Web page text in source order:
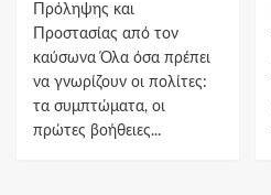
Πρόληψης και
Προστασίας από τον
καύσωνα Όλα όσα πρέπει
να γνωρίζουν οι πολίτες:
τα συμπτώματα, οι
πρώτες βοήθειες...